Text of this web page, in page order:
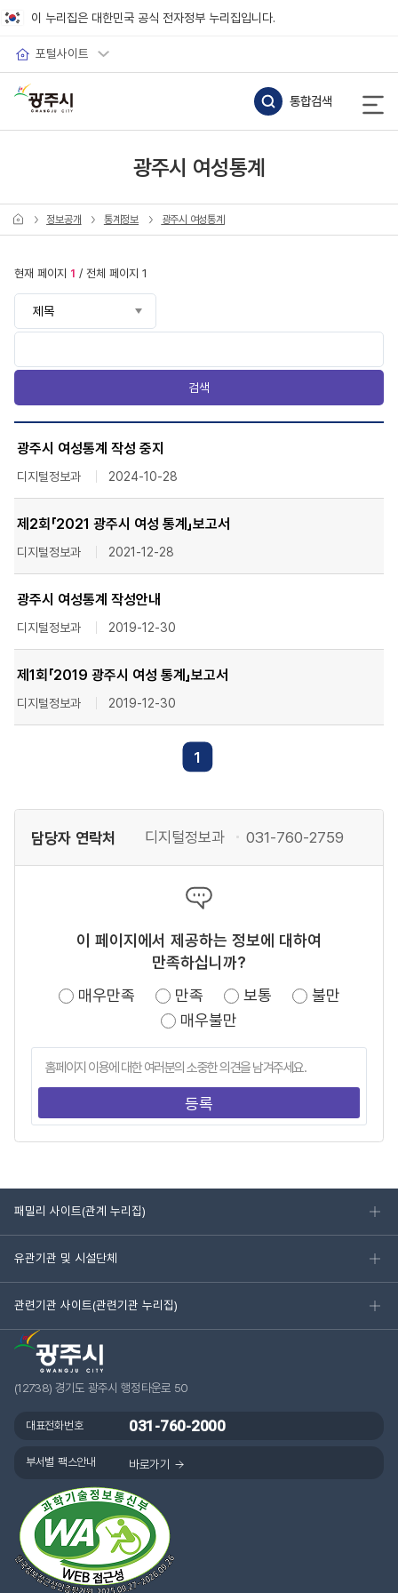
이 누리집은 대한민국 공식 전자정부 누리집입니다.
포털사이트
통합검색
광주시 여성통계
정보공개 통계정보 광주시 여성통계
현재 페이지 1 / 전체 페이지 1
광주시 여성통계 작성 중지
디지털정보과 2024-10-28
제2회「2021 광주시 여성 통계」보고서
디지털정보과 2021-12-28
광주시 여성통계 작성안내
디지털정보과 2019-12-30
제1회「2019 광주시 여성 통계」보고서
디지털정보과 2019-12-30
1
담당자 연락처 디지털정보과 031-760-2759
이 페이지에서 제공하는 정보에 대하여
만족하십니까?
매우만족
만족 보통
불만
매우불만
패밀리 사이트(관계 누리집)
유관기관 및 시설단체
관련기관 사이트(관련기관 누리집)
(12738) 경기도 광주시 행정타운로 50
대표전화번호 031-760-2000
부서별 팩스안내 바로가기